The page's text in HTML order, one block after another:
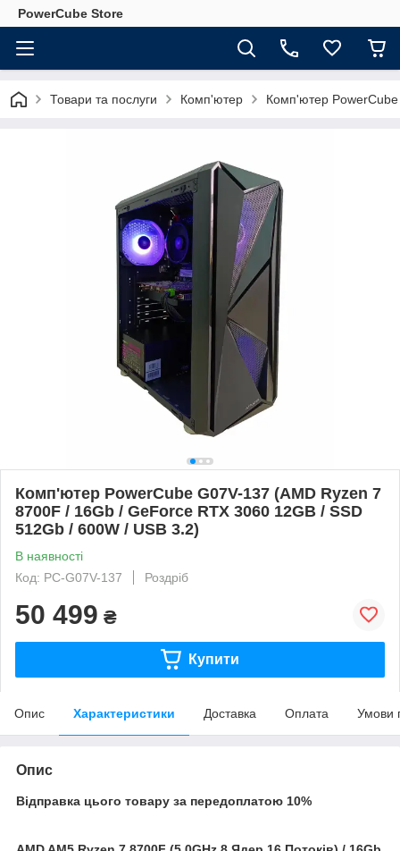
PowerCube Store
Товари та послуги Комп'ютер Комп'ютер
Комп'ютер PowerCube G07V-137 (AMD Ryzen 7
8700F / 16Gb / GeForce RTX 3060 12GB / SSD
512Gb / 600W / USB 3.2)
В наявності
Код: PC-G07V-137
Роздріб
50 499 ₴
Купити
Опис Характеристики Доставка Оплата Умови
Опис
Відправка цього товару за передоплатою 10%